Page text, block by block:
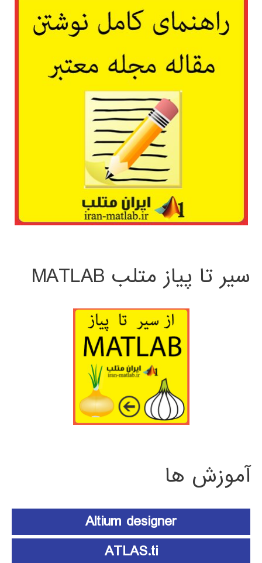
سیر تا پیاز متلب MATLAB
آموزش ها
Altium designer
ATLAS.ti